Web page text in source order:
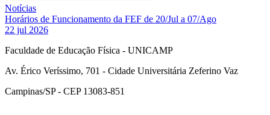
Notícias
Horários de Funcionamento da FEF de 20/Jul a 07/Ago
22 jul 2026
Faculdade de Educação Física - UNICAMP
Av. Érico Veríssimo, 701 - Cidade Universitária Zeferino Vaz
Campinas/SP - CEP 13083-851